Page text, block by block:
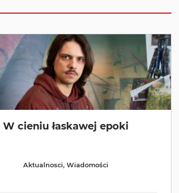
W cieniu łaskawej epoki
Aktualnosci,Wiadomości